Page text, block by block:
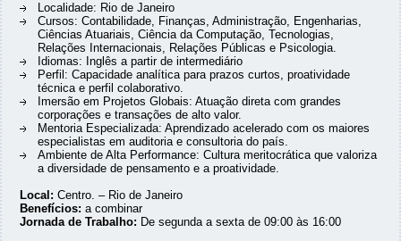
Localidade: Rio de Janeiro
Cursos: Contabilidade, Finanças, Administração, Engenharias,
Ciências Atuariais, Ciência da Computação, Tecnologias,
Relações Internacionais, Relações Públicas e Psicologia.
Idiomas: Inglês a partir de intermediário
Perfil: Capacidade analítica para prazos curtos, proatividade
técnica e perfil colaborativo.
Imersão em Projetos Globais: Atuação direta com grandes
corporações e transações de alto valor.
Mentoria Especializada: Aprendizado acelerado com os maiores
especialistas em auditoria e consultoria do país.
Ambiente de Alta Performance: Cultura meritocrática que valoriza
a diversidade de pensamento e a proatividade.
Local: Centro. – Rio de Janeiro
Benefícios: a combinar
Jornada de Trabalho: De segunda a sexta de 09:00 às 16:00